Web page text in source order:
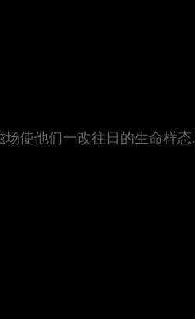
使他们一改往日的生命样